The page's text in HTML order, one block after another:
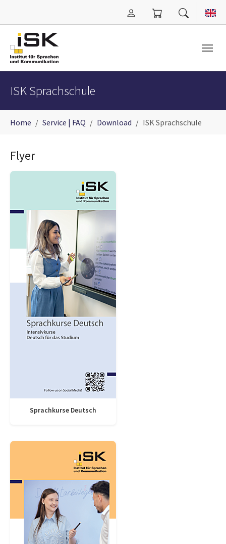
Zum Hauptinhalt springen
ISK Sprachschule
Home Service | FAQ Download ISK Sprachschule
Flyer
Sprachkurse Deutsch